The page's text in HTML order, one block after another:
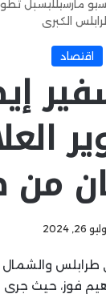
مارسيلليسبل
الكبرى
اقتصاد
26, 2024
طرابلس
فوز، حيث